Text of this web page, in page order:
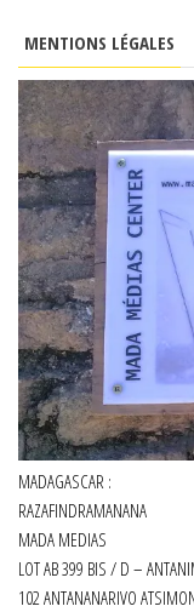
MENTIONS LÉGALES
MADAGASCAR :
RAZAFINDRAMANANA
MADA MEDIAS
LOT AB 399 BIS / D –
102 ANTANANARIVO